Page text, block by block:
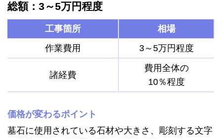
総額：3～5万円程度
工事箇所
相場
作業費用
3～5万円程度
諸経費
費用全体の
10％程度
価格が変わるポイント
墓石に使用されている石材や大きさ、彫刻する文字